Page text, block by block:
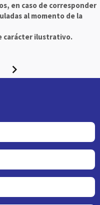
en caso de corresponder
al momento de la
carácter ilustrativo.
chevron_right